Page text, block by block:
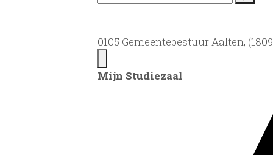
0105 Gemeentebestuur Aalten,
Mijn Studiezaal